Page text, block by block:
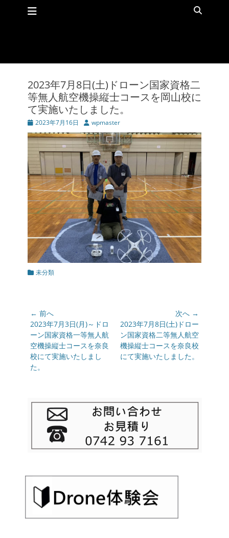
メインメニュー
2023年7月8日(土)ドローン国家資格二
等無人航空機操縦士コースを岡山校に
て実施いたしました。
投
稿
日
2023年7月16日
投
稿
者
wpmaster
カ 未分類
投
稿
ナ
ビ
ゲ
ー
ョ
← 前へ
前
の
投
稿:
2023年7月3日(月)～ドロ
ーン国家資格一等無人航
空機操縦士コースを奈良
校にて実施いたしまし
た。
次へ →
次
の
投
稿:
2023年7月8日(土)ドロー
ン国家資格二等無人航空
機操縦士コースを奈良校
にて実施いたしました。